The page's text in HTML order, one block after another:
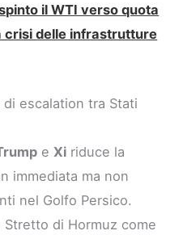
il WTI verso quota
crisi delle infrastrutture
di escalation tra Stati
e Xi riduce la
immediata ma non
nel Golfo Persico.
di Hormuz come